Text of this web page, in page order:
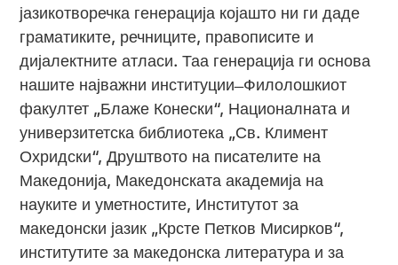
јазикотворечка генерација којашто ни ги даде
граматиките, речниците, правописите и
дијалектните атласи. Таа генерација ги основа
нашите најважни институции ̶ Филолошкиот
факултет „Блаже Конески“, Националната и
универзитетска библиотека „Св. Климент
Охридски“, Друштвото на писателите на
Македонија, Македонската академија на
науките и уметностите, Институтот за
македонски јазик „Крсте Петков Мисирков“,
институтите за македонска литература и за